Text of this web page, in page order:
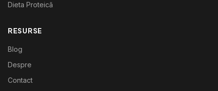
Dieta Proteică
RESURSE
Blog
Despre
Contact